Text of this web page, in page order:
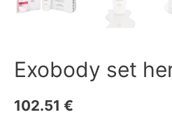
Exobody set
102.51 €